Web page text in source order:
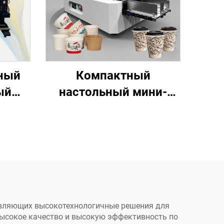
Компактный
настольный мини-
бумажных полотенцах,
высокотехнологичные решения для
качество и высокую эффективность по